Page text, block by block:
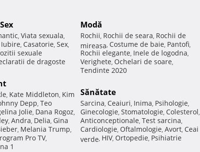
, Viata sexuala,
Iubire, Casatorie, Sex,
sexuale
de dragoste
, Kate Middleton, Kim
Depp, Teo
Jolie, Dana Rogoz,
, Andra, Delia, Gina
, Melania Trump,
Pro TV,
1
Modă
Rochii, Rochii de seara, Rochii de
mireasa, Costume de baie, Pantofi,
Rochii elegante, Inele de logodna,
Verighete, Ochelari de soare,
Tendinte 2020
Sănătate
Sarcina, Ceaiuri, Inima, Psihologie,
Ginecologie, Stomatologie, Colesterol,
Anticonceptionale, Test sarcina,
Cardiologie, Oftalmologie, Avort, Ceai
verde, HIV, Ortopedie, Psihiatrie